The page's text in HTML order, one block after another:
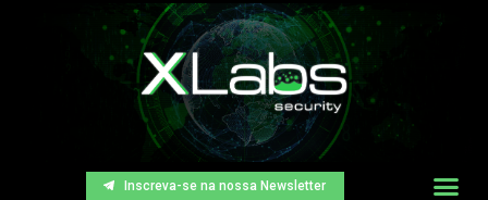
Inscreva-se na nossa Newsletter